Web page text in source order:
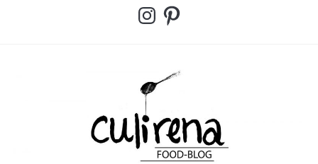
InstagramPinterest